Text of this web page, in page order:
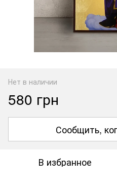
Нет в наличии
580 грн
Сообщить,
В избранное